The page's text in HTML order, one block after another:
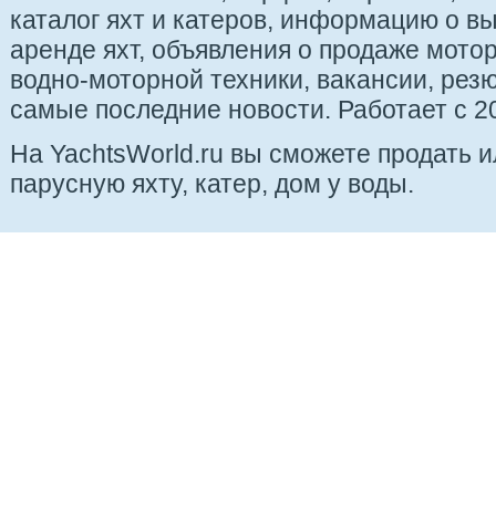
каталог яхт и катеров, информацию о
аренде яхт, объявления о продаже
водно-моторной техники, вакансии,
самые последние новости. Работает с
На YachtsWorld.ru вы сможете продать
парусную яхту, катер, дом у воды.